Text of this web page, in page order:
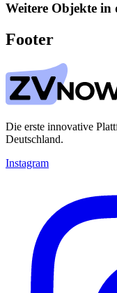
Weitere Objekte in
Footer
Die erste innovative
Deutschland.
Instagram